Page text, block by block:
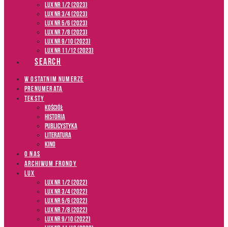
LUX NR 1/2 (2023)
LUX NR 3/4 (2023)
LUX NR 5/6 (2023)
LUX NR 7/8 (2023)
LUX NR 9/10 (2023)
LUX NR 11/12 (2023)
SEARCH
W OSTATNIM NUMERZE
PRENUMERATA
TEKSTY
Kościół
Historia
Publicystyka
Literatura
Kino
O NAS
ARCHIWUM FRONDY
LUX
LUX NR 1/2 (2022)
LUX NR 3/4 (2022)
LUX NR 5/6 (2022)
LUX NR 7/8 (2022)
LUX nr 9/10 (2022)